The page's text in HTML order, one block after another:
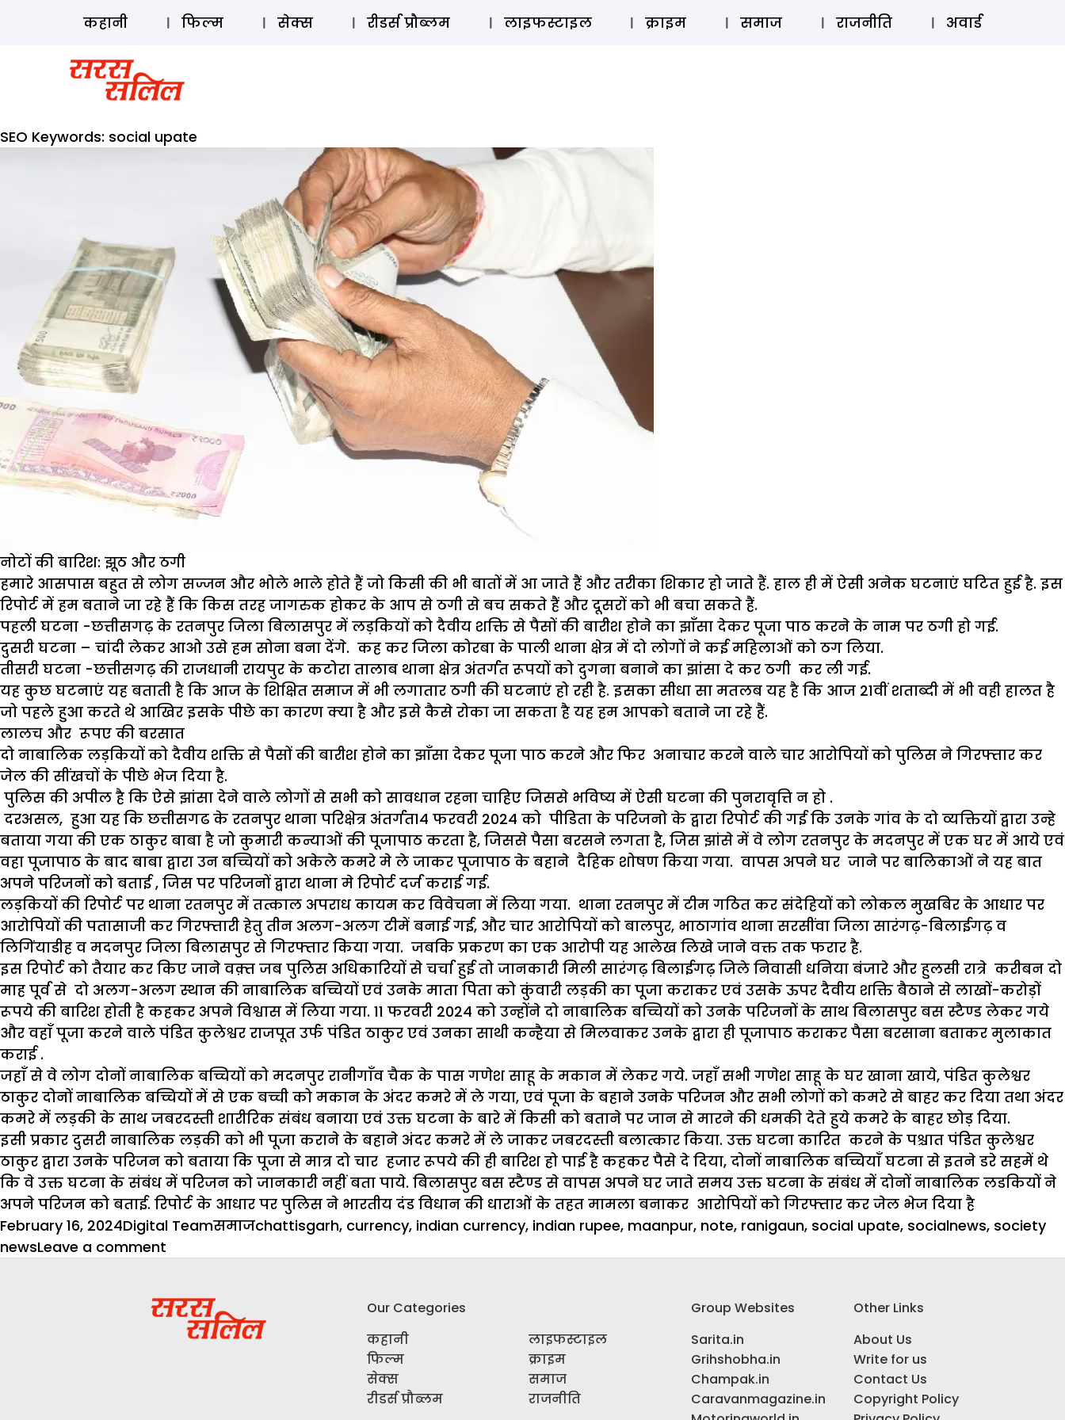
ऑडियो स्टोरी लॉग इन ⚲ SUBSCRIBE
कहानी फिल्म सेक्स रीडर्स प्रौब्लम लाइफस्टाइल क्राइम समाज राजनीति अवार्ड
SEO Keywords: social upate
नोटों की बारिश: झूठ और ठगी
हमारे आसपास बहुत से लोग सज्जन और भोले भाले होते हैं जो किसी की भी बातों में आ जाते हैं और तरीका शिकार हो जाते हैं. हाल ही में ऐसी अनेक घटनाएं घटित हुई है. इस
रिपोर्ट में हम बताने जा रहे हैं कि किस तरह जागरुक होकर के आप से ठगी से बच सकते हैं और दूसरों को भी बचा सकते हैं.
पहली घटना -छत्तीसगढ़ के रतनपुर जिला बिलासपुर में लड़कियों को दैवीय शक्ति से पैसों की बारीश होने का झाॅंसा देकर पूजा पाठ करने के नाम पर ठगी हो गई.
दुसरी घटना – चांदी लेकर आओ उसे हम सोना बना देंगे. कह कर जिला कोरबा के पाली थाना क्षेत्र में दो लोगों ने कई महिलाओं को ठग लिया.
तीसरी घटना -छत्तीसगढ़ की राजधानी रायपुर के कटोरा तालाब थाना क्षेत्र अंतर्गत रूपयों को दुगना बनाने का झांसा दे कर ठगी कर ली गई.
यह कुछ घटनाएं यह बताती है कि आज के शिक्षित समाज में भी लगातार ठगी की घटनाएं हो रही है. इसका सीधा सा मतलब यह है कि आज 21वीं शताब्दी में भी वही हालत है
जो पहले हुआ करते थे आखिर इसके पीछे का कारण क्या है और इसे कैसे रोका जा सकता है यह हम आपको बताने जा रहे हैं.
लालच और रूपए की बरसात
दो नाबालिक लड़कियों को दैवीय शक्ति से पैसों की बारीश होने का झाॅंसा देकर पूजा पाठ करने और फिर अनाचार करने वाले चार आरोपियों को पुलिस ने गिरफ्तार कर
जेल की सींखचों के पीछे भेज दिया है.
पुलिस की अपील है कि ऐसे झांसा देने वाले लोगों से सभी को सावधान रहना चाहिए जिससे भविष्य में ऐसी घटना की पुनरावृत्ति न हो .
दरअसल, हुआ यह कि छत्तीसगढ के रतनपुर थाना परिक्षेत्र अंतर्गत14 फरवरी 2024 को पीडिता के परिजनो के द्वारा रिपोर्ट की गई कि उनके गांव के दो व्यक्तियों द्वारा उन्हे
बताया गया की एक ठाकुर बाबा है जो कुमारी कन्याओं की पूजापाठ करता है, जिससे पैसा बरसने लगता है, जिस झांसे में वे लोग रतनपुर के मदनपुर में एक घर में आये एवं
वहा पूजापाठ के बाद बाबा द्वारा उन बच्चियों को अकेले कमरे मे ले जाकर पूजापाठ के बहाने दैहिक शोषण किया गया. वापस अपने घर जाने पर बालिकाओं ने यह बात
अपने परिजनों को बताई , जिस पर परिजनों द्वारा थाना मे रिपोर्ट दर्ज कराई गई.
लड़कियों की रिपोर्ट पर थाना रतनपुर में तत्काल अपराध कायम कर विवेचना में लिया गया. थाना रतनपुर में टीम गठित कर संदेहियों को लोकल मुखबिर के आधार पर
आरोपियों की पतासाजी कर गिरफ्तारी हेतु तीन अलग-अलग टीमें बनाई गई, और चार आरोपियों को बालपुर, भाठागांव थाना सरसींवा जिला सारंगढ़-बिलाईगढ़ व
लिगिंयाडीह व मदनपुर जिला बिलासपुर से गिरफ्तार किया गया. जबकि प्रकरण का एक आरोपी यह आलेख लिखे जाने वक्त तक फरार है.
इस रिपोर्ट को तैयार कर किए जाने वक़्त जब पुलिस अधिकारियों से चर्चा हुई तो जानकारी मिली सारंगढ़ बिलाईगढ़ जिले निवासी धनिया बंजारे और हुलसी रात्रे करीबन दो
माह पूर्व से दो अलग-अलग स्थान की नाबालिक बच्चियों एवं उनके माता पिता को कुंवारी लड़की का पूजा कराकर एवं उसके ऊपर दैवीय शक्ति बैठाने से लाखों-करोड़ों
रूपये की बारिश होती है कहकर अपने विश्वास में लिया गया. 11 फरवरी 2024 को उन्होंने दो नाबालिक बच्चियों को उनके परिजनों के साथ बिलासपुर बस स्टैण्ड लेकर गये
और वहाॅं पूजा करने वाले पंडित कुलेश्वर राजपूत उर्फ पंडित ठाकुर एवं उनका साथी कन्हैया से मिलवाकर उनके द्वारा ही पूजापाठ कराकर पैसा बरसाना बताकर मुलाकात
कराई .
जहाॅं से वे लोग दोनों नाबालिक बच्चियों को मदनपुर रानीगाॅंव चैक के पास गणेश साहू के मकान में लेकर गये. जहाॅं सभी गणेश साहू के घर खाना खाये, पंडित कुलेश्वर
ठाकुर दोनों नाबालिक बच्चियों में से एक बच्ची को मकान के अंदर कमरे में ले गया, एवं पूजा के बहाने उनके परिजन और सभी लोगों को कमरे से बाहर कर दिया तथा अंदर
कमरे में लड़की के साथ जबरदस्ती शारीरिक संबंध बनाया एवं उक्त घटना के बारे में किसी को बताने पर जान से मारने की धमकी देते हुये कमरे के बाहर छोड़ दिया.
इसी प्रकार दुसरी नाबालिक लड़की को भी पूजा कराने के बहाने अंदर कमरे में ले जाकर जबरदस्ती बलात्कार किया. उक्त घटना कारित करने के पश्चात पंडित कुलेश्वर
ठाकुर द्वारा उनके परिजन को बताया कि पूजा से मात्र दो चार हजार रूपये की ही बारिश हो पाई है कहकर पैसे दे दिया, दोनों नाबालिक बच्चियाॅं घटना से इतने डरे सहमें थे
कि वे उक्त घटना के संबंध में परिजन को जानकारी नहीं बता पाये. बिलासपुर बस स्टैण्ड से वापस अपने घर जाते समय उक्त घटना के संबंध में दोनों नाबालिक लडकियों ने
अपने परिजन को बताई. रिपोर्ट के आधार पर पुलिस ने भारतीय दंड विधान की धाराओं के तहत मामला बनाकर आरोपियों को गिरफ्तार कर जेल भेज दिया है
Posted
on
February 16, 2024Author
Digital TeamCategories
समाजTags
chattisgarh, currency, indian currency, indian rupee, maanpur, note, ranigaun, social upate, socialnews, society
newsLeave a comment
बारिश:
झूठ
Our Categories
कहानी
फिल्म
सेक्स
रीडर्स प्रौब्लम
लाइफस्टाइल
क्राइम
समाज
राजनीति
Group Websites
Sarita.in
Grihshobha.in
Champak.in
Caravanmagazine.in
Other Links
About Us
Write for us
Contact Us
Copyright Policy